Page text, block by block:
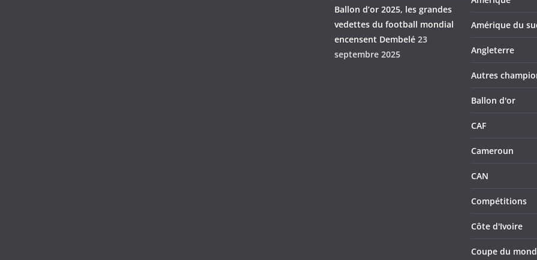
Ballon d’or 2025, les grandes
vedettes du football mondial
encensent Dembelé 23
septembre 2025
Amérique du
Angleterre
Autres
Ballon d'or
CAF
Cameroun
CAN
Compétitions
Côte d'Ivoire
Coupe du